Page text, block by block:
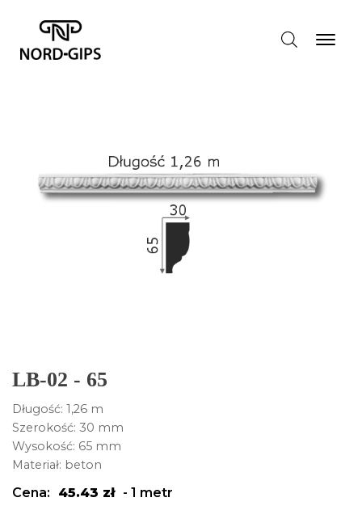
LB-02 - 65
Długość: 1,26 m
Szerokość: 30 mm
Wysokość: 65 mm
Materiał: beton
Cena: 45.43 zł - 1 metr